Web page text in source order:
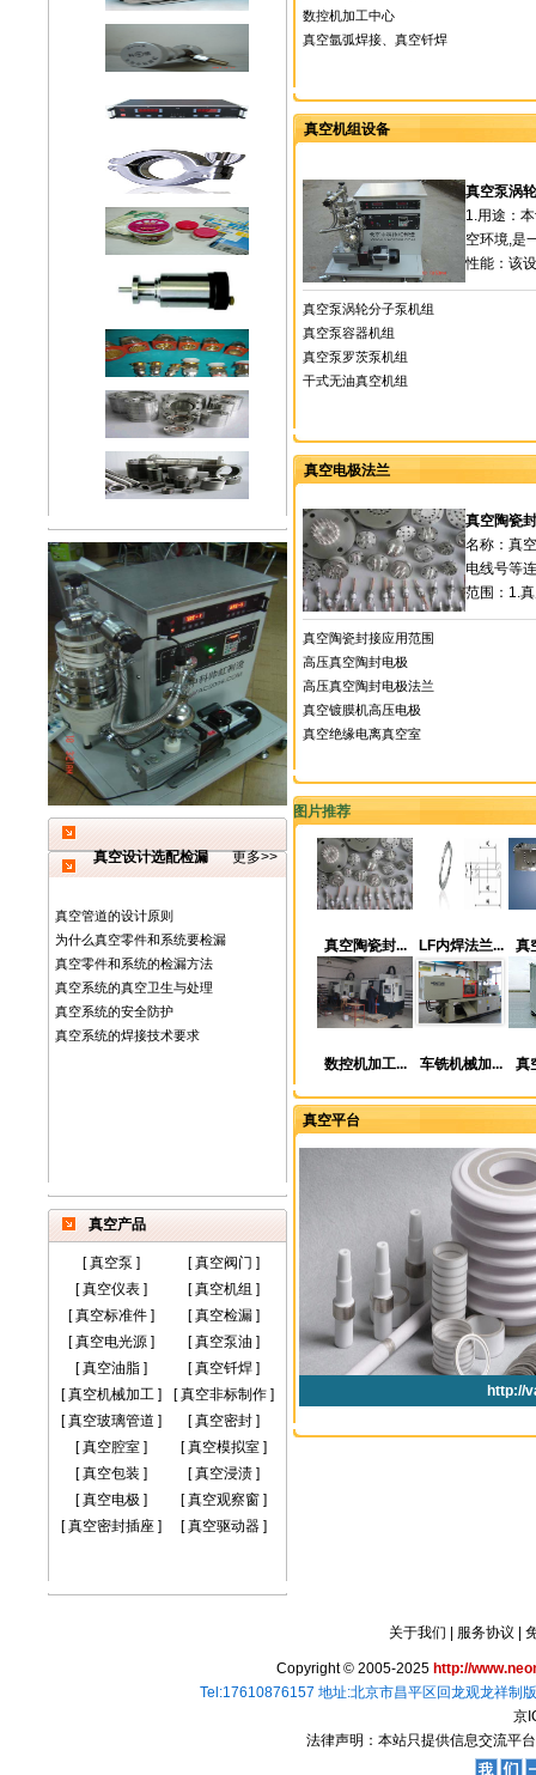
真空设计选配检漏 更多>>
真空管道的设计原则
为什么真空零件和系统要检漏
真空零件和系统的检漏方法
真空系统的真空卫生与处理
真空系统的安全防护
真空系统的焊接技术要求
真空产品
[真空泵 ] [真空阀门 ]
[真空仪表 ] [真空机组 ]
[真空标准件 ] [真空检漏]
[真空电光源 ] [真空泵油 ]
[真空油脂 ] [真空钎焊]
[真空机械加工 ] [真空非标制作]
[真空玻璃管道 ] [真空密封]
[真空腔室 ] [真空模拟室]
[真空包装 ] [真空浸渍]
[真空电极 ] [真空观察窗]
[真空密封插座 ] [真空驱动器]
数控机加工中心
真空氩弧焊接、真空钎焊
真空机组设备
真空泵涡
1.用途：
空环境,是
性能：该
真空泵涡轮分子泵机组
真空泵容器机组
真空泵罗茨泵机组
干式无油真空机组
真空电极法兰
真空陶瓷
名称：真
电线号等
范围：1.
真空陶瓷封接应用范围
高压真空陶封电极
高压真空陶封电极法兰
真空镀膜机高压电极
真空绝缘电离真空室
图片推荐
真空陶瓷封... LF内焊法兰... 真
数控机加工... 车铣机械加... 真
真空平台
关于我们 服务协议
Copyright © 2005-2025 http://
Tel:17610876157 地址:北京市昌平区回龙观龙祥制
京
法律声明：本站只提供信息交流平